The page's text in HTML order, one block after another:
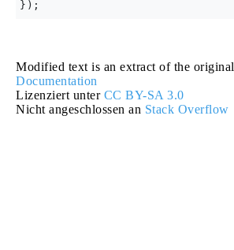
Modified text is an extract of the original
Documentation
Lizenziert unter CC BY-SA 3.0
Nicht angeschlossen an Stack Overflow